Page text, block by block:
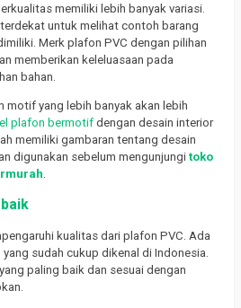
memiliki lebih banyak variasi.
terdekat untuk melihat contoh barang
Merk plafon PVC dengan pilihan
memberikan keleluasaan pada
bahan.
motif yang lebih banyak akan lebih
plafon bermotif dengan desain interior
memiliki gambaran tentang desain
digunakan sebelum mengunjungi toko
.
kualitas dari plafon PVC. Ada
sudah cukup dikenal di Indonesia.
paling baik dan sesuai dengan